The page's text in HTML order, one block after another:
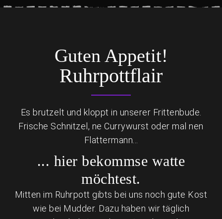
Guten Appetit!
Ruhrpottflair
Es brutzelt und kloppt in unserer Frittenbude.
Frische Schnitzel, ne Currywurst oder mal nen
Flattermann...
... hier bekommse watte
möchtest.
Mitten im Ruhrpott gibts bei uns noch gute Kost
wie bei Mudder. Dazu haben wir täglich